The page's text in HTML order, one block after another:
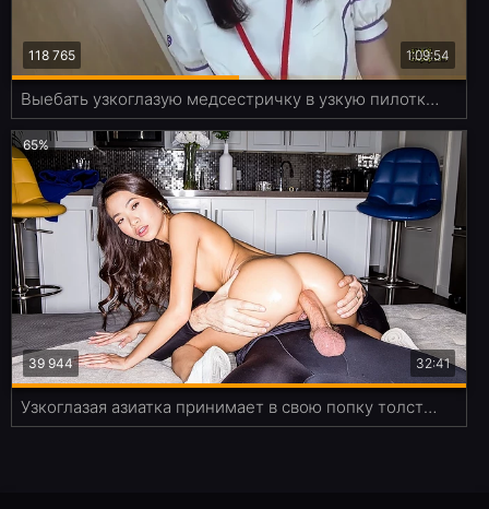
1:09:54
118 765
Выебать узкоглазую медсестричку в узкую пилотку - мечта любого анимешника
32:41
65%
39 944
Узкоглазая азиатка принимает в свою попку толстенный хуй